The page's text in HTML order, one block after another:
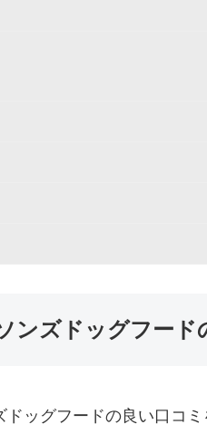
ンズドッグフード
ドッグフードの良い口コ